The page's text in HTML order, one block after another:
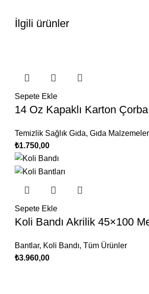
İlgili ürünler
Sepete Ekle
14 Oz Kapaklı Karton
Temizlik Sağlık Gıda, Gıda
₺1.750,00
Sepete Ekle
Koli Bandı Akrilik 45×100
Bantlar, Koli Bandı, Tüm Ürünler
₺3.960,00